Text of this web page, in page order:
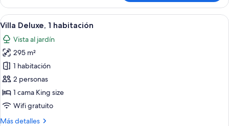
5
habitaciones
Ver
todas
las
fotos
de
Villa
Deluxe,
1
habitación
18
Villa Deluxe, 1 habitación
Vista al jardín
295 m²
1 habitación
2 personas
1 cama King size
Wifi gratuito
Más detalles
Más